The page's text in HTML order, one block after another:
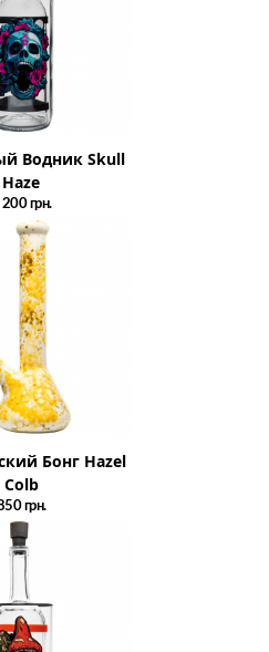
Водник Skull
Haze
200грн.
Бонг Hazel
Colb
грн.